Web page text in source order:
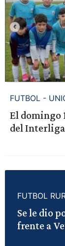
FUTBOL -
El domingo
del
FUTBOL
Se le dio
frente a